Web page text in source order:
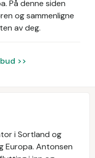
På denne siden
og sammenligne
av deg.
>>
i Sortland og
Europa. Antonsen